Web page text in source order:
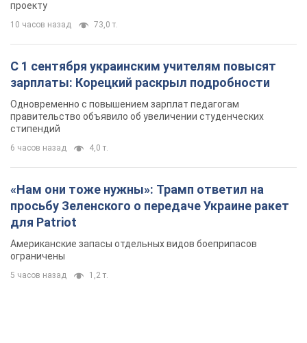
проекту
10 часов назад 73,0 т.
С 1 сентября украинским учителям повысят
зарплаты: Корецкий раскрыл подробности
Одновременно с повышением зарплат педагогам
правительство объявило об увеличении студенческих
стипендий
6 часов назад 4,0 т.
«Нам они тоже нужны»: Трамп ответил на
просьбу Зеленского о передаче Украине ракет
для Patriot
Американские запасы отдельных видов боеприпасов
ограничены
5 часов назад 1,2 т.